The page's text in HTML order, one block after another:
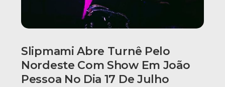
Slipmami Abre Turnê Pelo
Nordeste Com Show Em João
Pessoa No Dia 17 De Julho